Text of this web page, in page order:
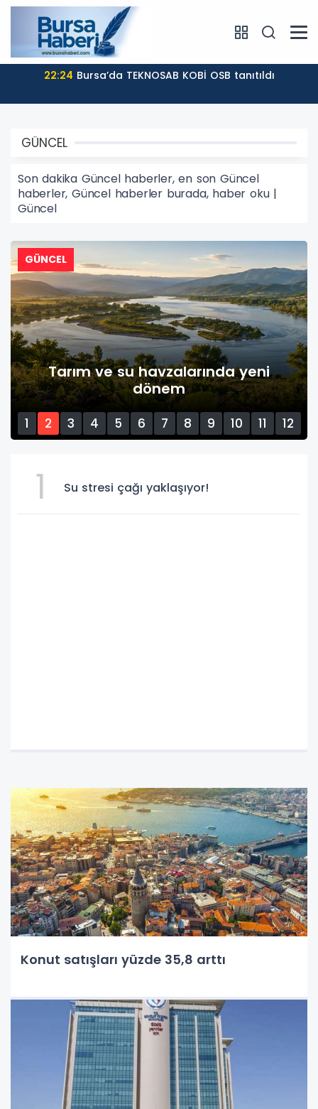
16:00Bursa'da ilklerin festivalinde çocuklar da şen
GÜNCEL
Son dakika Güncel haberler, en son Güncel
haberler, Güncel haberler burada, haber oku |
Güncel
GÜNCEL
Tarım ve su havzalarında yeni
dönem
1 2 3 4 5 6 7 8 9 10 11
12
1 Su stresi çağı yaklaşıyor!
Konut satışları yüzde 35,8 arttı